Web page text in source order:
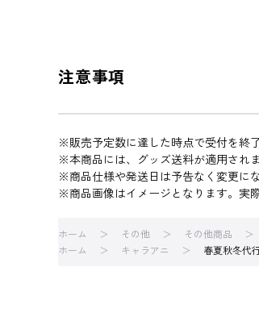
注意事項
※販売予定数に達した時点で受付を終
※本商品には、グッズ送料が適用され
※商品仕様や発送日は予告なく変更に
※商品画像はイメージとなります。実
ホーム その他 その他商品
ホーム
キャラアニ 春夏秋冬代